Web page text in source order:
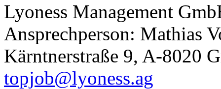
Lyoness Management
Ansprechperson: Mathias
Kärntnerstraße 9, A-8020
topjob@lyoness.ag